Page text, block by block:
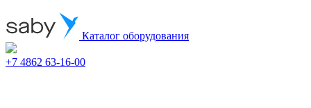
Каталог оборудования
+7 4862 63-16-00